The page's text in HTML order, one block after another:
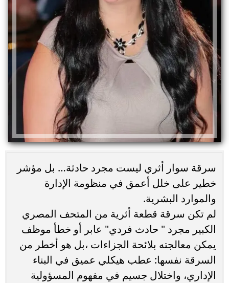
سرقة سوار أثري ليست مجرد حادثة… بل مؤشر
خطير على خلل أعمق في منظومة الإدارة
والموارد البشرية.
لم تكن سرقة قطعة أثرية من المتحف المصري
الكبير مجرد " حادث فردي" عابر أو خطأ موظف
يمكن معالجته بلائحة الجزاءات ،بل هو أخطر من
السرقة نفسها: عطب هيكلي عميق في البناء
الإداري، واختلال جسيم في مفهوم المسؤولية